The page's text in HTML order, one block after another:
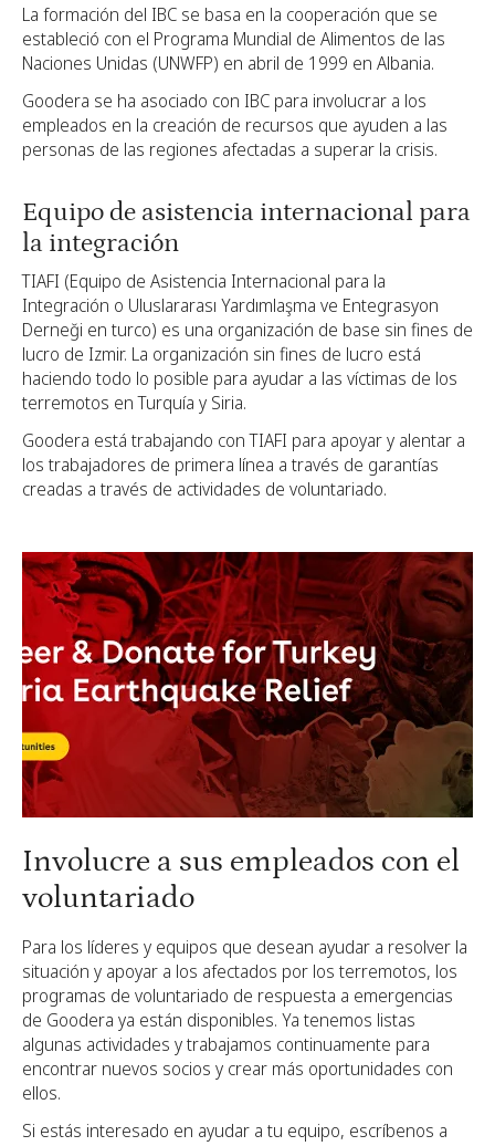
La formación del IBC se basa en la cooperación que se
estableció con el Programa Mundial de Alimentos de las
Naciones Unidas (UNWFP) en abril de 1999 en Albania.
Goodera se ha asociado con IBC para involucrar a los
empleados en la creación de recursos que ayuden a las
personas de las regiones afectadas a superar la crisis.
Equipo de asistencia internacional para
la integración
TIAFI (Equipo de Asistencia Internacional para la
Integración o Uluslararası Yardımlaşma ve Entegrasyon
Derneği en turco) es una organización de base sin fines de
lucro de Izmir. La organización sin fines de lucro está
haciendo todo lo posible para ayudar a las víctimas de los
terremotos en Turquía y Siria.
Goodera está trabajando con TIAFI para apoyar y alentar a
los trabajadores de primera línea a través de garantías
creadas a través de actividades de voluntariado.
Involucre a sus empleados con el
voluntariado
Para los líderes y equipos que desean ayudar a resolver la
situación y apoyar a los afectados por los terremotos, los
programas de voluntariado de respuesta a emergencias
de Goodera ya están disponibles. Ya tenemos listas
algunas actividades y trabajamos continuamente para
encontrar nuevos socios y crear más oportunidades con
ellos.
Si estás interesado en ayudar a tu equipo, escríbenos a